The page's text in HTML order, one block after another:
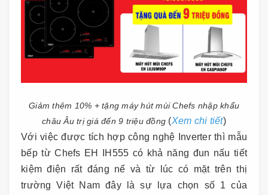
Giảm thêm 10% + tặng máy hút mùi Chefs nhập khẩu
châu Âu trị giá đến 9 triệu đồng (Xem chi tiết)
Với việc được tích hợp công nghệ Inverter thì mẫu
bếp từ Chefs EH IH555 có khả năng đun nấu tiết
kiệm điện rất đáng nể và từ lúc có mặt trên thị
trường Việt Nam đây là sự lựa chọn số 1 của